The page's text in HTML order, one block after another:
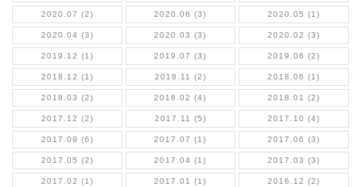
2020.07 (2) 2020.06 (3) 2020.05 (1)
2020.04 (3) 2020.03 (3) 2020.02 (3)
2019.12 (1) 2019.07 (3) 2019.06 (2)
2018.12 (1) 2018.11 (2) 2018.06 (1)
2018.03 (2) 2018.02 (4) 2018.01 (2)
2017.12 (2) 2017.11 (5) 2017.10 (4)
2017.09 (6) 2017.07 (1) 2017.06 (3)
2017.05 (2) 2017.04 (1) 2017.03 (3)
2017.02 (1) 2017.01 (1) 2016.12 (2)